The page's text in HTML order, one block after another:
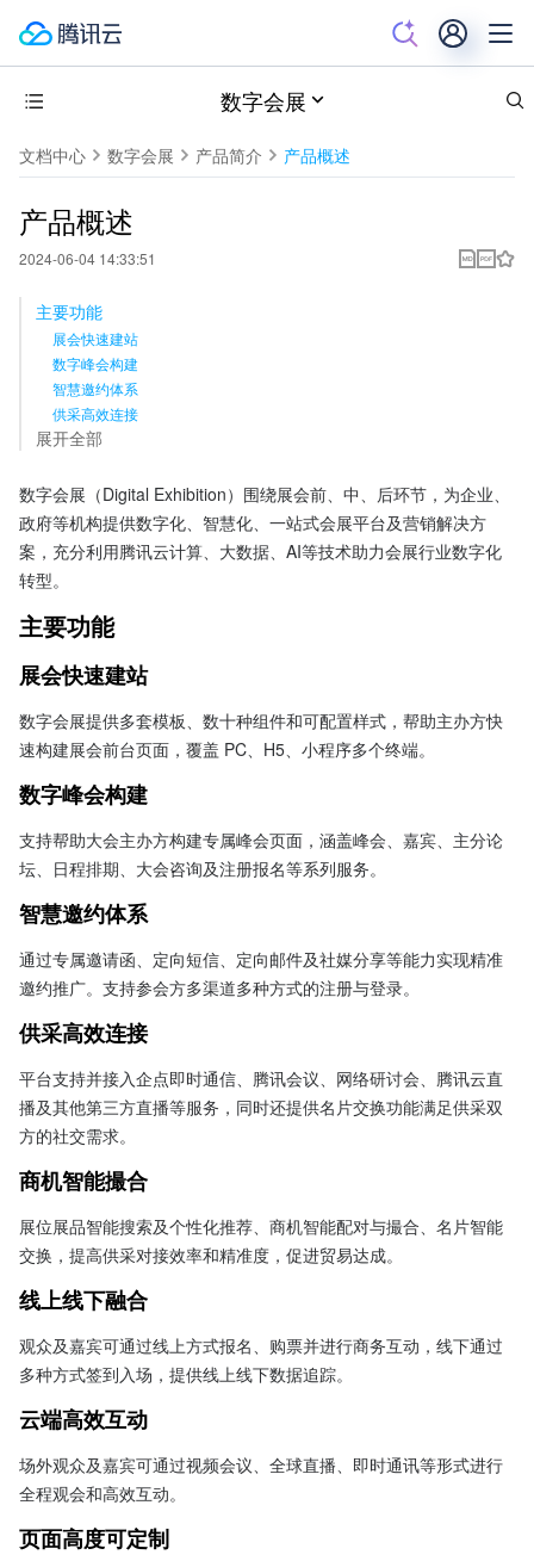
数字会展
文档中心 数字会展 产品简介 产品概述
产品概述
2024-06-04 14:33:51
主要功能
展会快速建站
数字峰会构建
智慧邀约体系
供采高效连接
展开全部
数字会展（Digital Exhibition）围绕展会前、中、后环节，为企业、
政府等机构提供数字化、智慧化、一站式会展平台及营销解决方
案，充分利用腾讯云计算、大数据、AI等技术助力会展行业数字化
转型。
主要功能
展会快速建站
数字会展提供多套模板、数十种组件和可配置样式，帮助主办方快
速构建展会前台页面，覆盖 PC、H5、小程序多个终端。
数字峰会构建
支持帮助大会主办方构建专属峰会页面，涵盖峰会、嘉宾、主分论
坛、日程排期、大会咨询及注册报名等系列服务。
智慧邀约体系
通过专属邀请函、定向短信、定向邮件及社媒分享等能力实现精准
邀约推广。支持参会方多渠道多种方式的注册与登录。
供采高效连接
平台支持并接入企点即时通信、腾讯会议、网络研讨会、腾讯云直
播及其他第三方直播等服务，同时还提供名片交换功能满足供采双
方的社交需求。
商机智能撮合
展位展品智能搜索及个性化推荐、商机智能配对与撮合、名片智能
交换，提高供采对接效率和精准度，促进贸易达成。
线上线下融合
观众及嘉宾可通过线上方式报名、购票并进行商务互动，线下通过
多种方式签到入场，提供线上线下数据追踪。
云端高效互动
场外观众及嘉宾可通过视频会议、全球直播、即时通讯等形式进行
全程观会和高效互动。
页面高度可定制